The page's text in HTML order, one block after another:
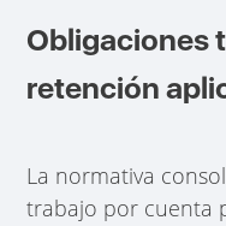
Obligaciones
retención
La normativa
trabajo por cuenta